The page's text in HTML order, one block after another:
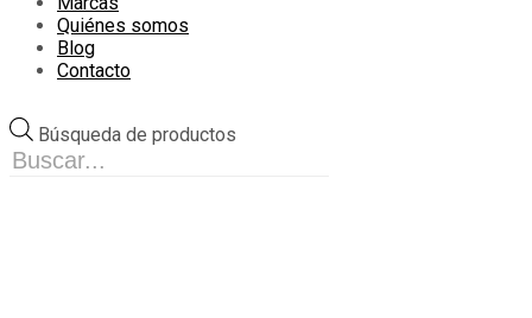
Quiénes somos
Blog
Contacto
Búsqueda de productos